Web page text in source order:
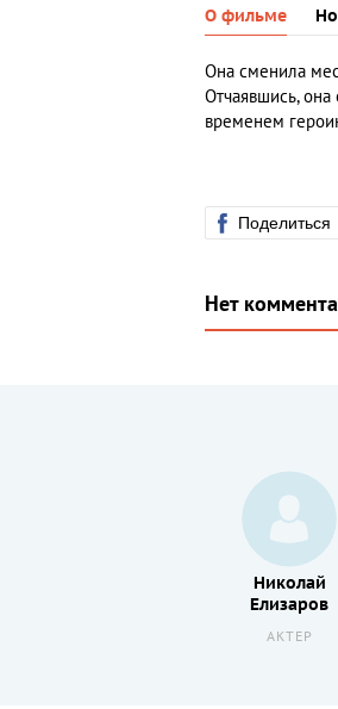
О фильме
Она сменила
Отчаявшись,
временем
Поделиться
Нет
Николай
Елизаров
АКТЕР